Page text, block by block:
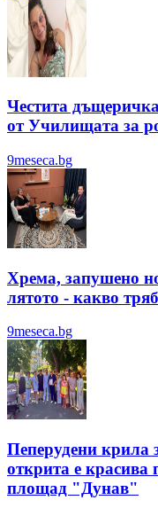
Честита
от Училищата за
9meseca.bg
Хрема, запушено
лятотo - какво
9meseca.bg
Пеперудени крила
открита е красива
площад "Дунав"